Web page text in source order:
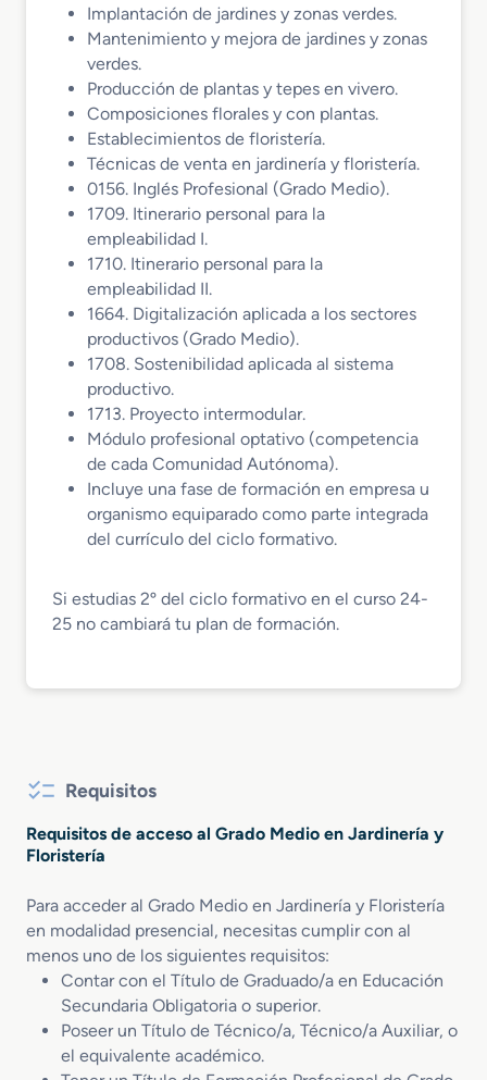
Implantación de jardines y zonas verdes.
Mantenimiento y mejora de jardines y zonas
verdes.
Producción de plantas y tepes en vivero.
Composiciones florales y con plantas.
Establecimientos de floristería.
Técnicas de venta en jardinería y floristería.
0156. Inglés Profesional (Grado Medio).
1709. Itinerario personal para la
empleabilidad I.
1710. Itinerario personal para la
empleabilidad II.
1664. Digitalización aplicada a los sectores
productivos (Grado Medio).
1708. Sostenibilidad aplicada al sistema
productivo.
1713. Proyecto intermodular.
Módulo profesional optativo (competencia
de cada Comunidad Autónoma).
Incluye una fase de formación en empresa u
organismo equiparado como parte integrada
del currículo del ciclo formativo.
Si estudias 2º del ciclo formativo en el curso 24-
25 no cambiará tu plan de formación.
Requisitos
Requisitos de acceso al Grado Medio en Jardinería y
Floristería
Para acceder al Grado Medio en Jardinería y Floristería
en modalidad presencial, necesitas cumplir con al
menos uno de los siguientes requisitos:
Contar con el Título de Graduado/a en Educación
Secundaria Obligatoria o superior.
Poseer un Título de Técnico/a, Técnico/a Auxiliar, o
el equivalente académico.